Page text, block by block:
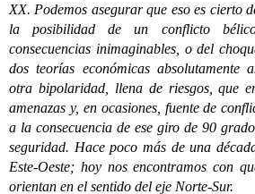
XX. Podemos asegurar que eso es cierto
la posibilidad de un conflicto
consecuencias inimaginables, o del
dos teorías económicas absolutamente
otra bipolaridad, llena de riesgos, que
amenazas y, en ocasiones, fuente de
a la consecuencia de ese giro de 90
seguridad. Hace poco más de una
Este-Oeste; hoy nos encontramos con
orientan en el sentido del eje Norte-Sur.